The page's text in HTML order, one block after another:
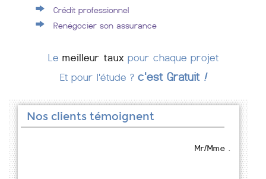
Crédit professionnel
Renégocier son assurance
Le meilleur taux pour chaque projet
Et pour l'étude ? c'est Gratuit !
Nos clients témoignent
Mr/Mme .